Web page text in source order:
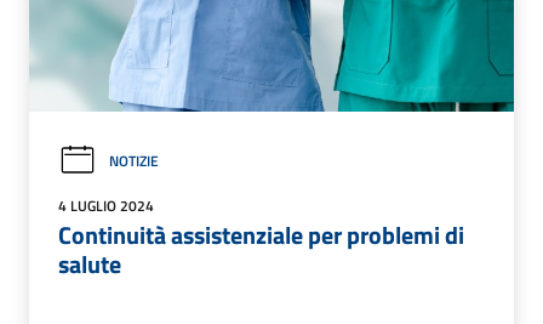
NOTIZIE
4 LUGLIO 2024
Continuità assistenziale per problemi di
salute